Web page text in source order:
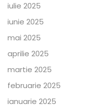
iulie 2025
iunie 2025
mai 2025
aprilie 2025
martie 2025
februarie 2025
ianuarie 2025